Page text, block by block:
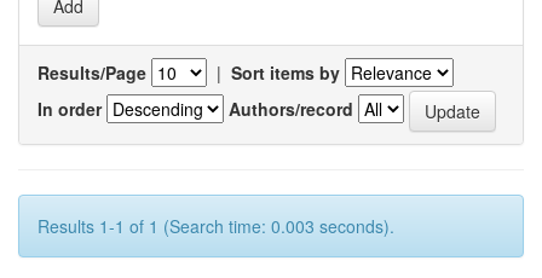
Results/Page | Sort items by
In order
Authors/record
Results 1-1 of 1 (Search time: 0.003 seconds).